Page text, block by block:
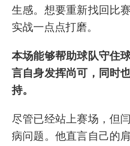
生感。想要重新找回比
实战一点点打磨。
本场能够帮助球队守住
言自身发挥尚可，同时
持。
尽管已经站上赛场，但
病问题。他直言自己的